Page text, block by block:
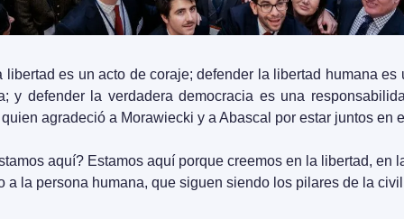
libertad es un acto de coraje; defender la libertad humana es
y defender la verdadera democracia es una
agradeció a Morawiecki y a Abascal por estar juntos en
aquí? Estamos aquí porque creemos en la libertad, en
a la persona humana, que siguen siendo los pilares de la